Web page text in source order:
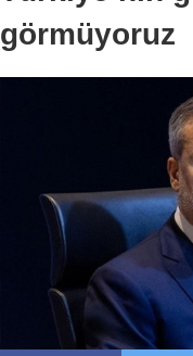
sefer başlattı
görmüyoruz